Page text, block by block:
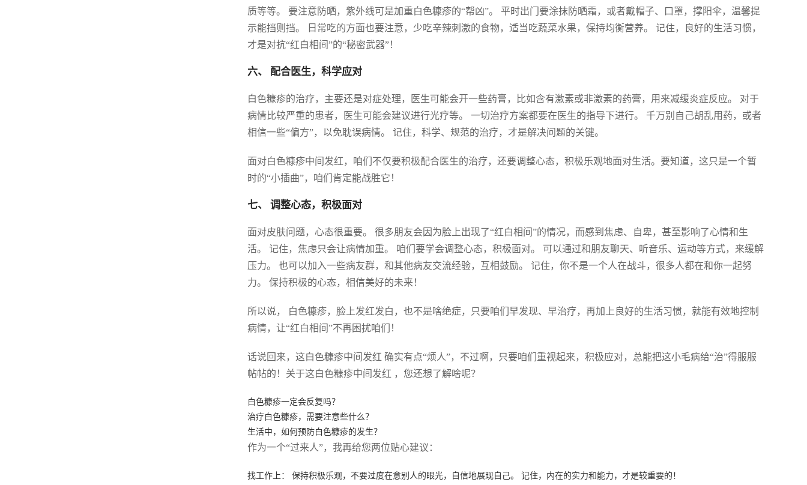
质等等。 要注意防晒，紫外线可是加重白色糠疹的“帮凶”。 平时出门要涂抹防晒霜，或者戴帽子、口罩，撑阳伞，温馨提
示能挡则挡。 日常吃的方面也要注意，少吃辛辣刺激的食物，适当吃蔬菜水果，保持均衡营养。 记住，良好的生活习惯，
才是对抗“红白相间”的“秘密武器”！
六、 配合医生，科学应对
白色糠疹的治疗，主要还是对症处理，医生可能会开一些药膏，比如含有激素或非激素的药膏，用来减缓炎症反应。 对于
病情比较严重的患者，医生可能会建议进行光疗等。 一切治疗方案都要在医生的指导下进行。 千万别自己胡乱用药，或者
相信一些“偏方”，以免耽误病情。 记住，科学、规范的治疗，才是解决问题的关键。
面对白色糠疹中间发红，咱们不仅要积极配合医生的治疗，还要调整心态，积极乐观地面对生活。要知道，这只是一个暂
时的“小插曲”，咱们肯定能战胜它！
七、 调整心态，积极面对
面对皮肤问题，心态很重要。 很多朋友会因为脸上出现了“红白相间”的情况，而感到焦虑、自卑，甚至影响了心情和生
活。 记住，焦虑只会让病情加重。 咱们要学会调整心态，积极面对。 可以通过和朋友聊天、听音乐、运动等方式，来缓解
压力。 也可以加入一些病友群，和其他病友交流经验，互相鼓励。 记住，你不是一个人在战斗，很多人都在和你一起努
力。 保持积极的心态，相信美好的未来！
所以说， 白色糠疹，脸上发红发白，也不是啥绝症，只要咱们早发现、早治疗，再加上良好的生活习惯，就能有效地控制
病情，让“红白相间”不再困扰咱们！
话说回来，这白色糠疹中间发红 确实有点“烦人”，不过啊，只要咱们重视起来，积极应对，总能把这小毛病给“治”得服服
帖帖的！关于这白色糠疹中间发红 ，您还想了解啥呢？
白色糠疹一定会反复吗？
治疗白色糠疹，需要注意些什么？
生活中，如何预防白色糠疹的发生？
作为一个“过来人”，我再给您两位贴心建议：
找工作上： 保持积极乐观，不要过度在意别人的眼光，自信地展现自己。 记住，内在的实力和能力，才是较重要的！